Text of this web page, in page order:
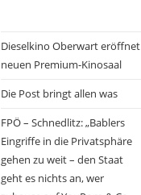
Dieselkino Oberwart eröffnet
neuen Premium-Kinosaal
Die Post bringt allen was
FPÖ – Schnedlitz: „Bablers
Eingriffe in die Privatsphäre
gehen zu weit – den Staat
geht es nichts an, wer